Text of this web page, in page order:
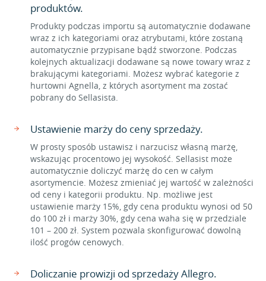
produktów.
Produkty podczas importu są automatycznie dodawane
wraz z ich kategoriami oraz atrybutami, które zostaną
automatycznie przypisane bądź stworzone. Podczas
kolejnych aktualizacji dodawane są nowe towary wraz z
brakującymi kategoriami. Możesz wybrać kategorie z
hurtowni Agnella, z których asortyment ma zostać
pobrany do Sellasista.
Ustawienie marży do ceny sprzedaży.
W prosty sposób ustawisz i narzucisz własną marżę,
wskazując procentowo jej wysokość. Sellasist może
automatycznie doliczyć marżę do cen w całym
asortymencie. Możesz zmieniać jej wartość w zależności
od ceny i kategorii produktu. Np. możliwe jest
ustawienie marży 15%, gdy cena produktu wynosi od 50
do 100 zł i marży 30%, gdy cena waha się w przedziale
101 – 200 zł. System pozwala skonfigurować dowolną
ilość progów cenowych.
Doliczanie prowizji od sprzedaży Allegro.